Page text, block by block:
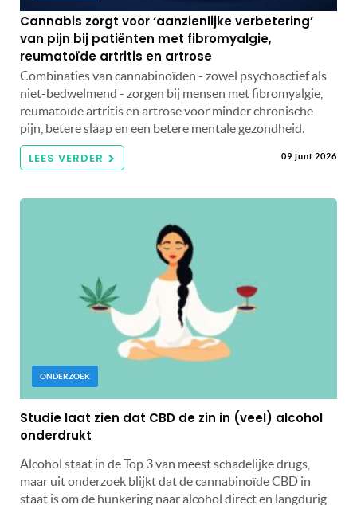
Cannabis zorgt voor ‘aanzienlijke verbetering’
van pijn bij patiënten met fibromyalgie,
reumatoïde artritis en artrose
Combinaties van cannabinoïden - zowel psychoactief als
niet-bedwelmend - zorgen bij mensen met fibromyalgie,
reumatoïde artritis en artrose voor minder chronische
pijn, betere slaap en een betere mentale gezondheid.
LEES VERDER 09 juni 2026
ONDERZOEK
Studie laat zien dat CBD de zin in (veel) alcohol
onderdrukt
Alcohol staat in de Top 3 van meest schadelijke drugs,
maar uit onderzoek blijkt dat de cannabinoïde CBD in
staat is om de hunkering naar alcohol direct en langdurig